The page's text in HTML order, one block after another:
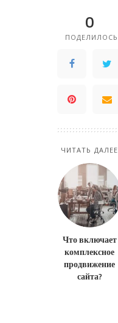
0
ПОДЕЛИЛОСЬ
ЧИТАТЬ ДАЛЕЕ
Что включает
комплексное
продвижение
сайта?